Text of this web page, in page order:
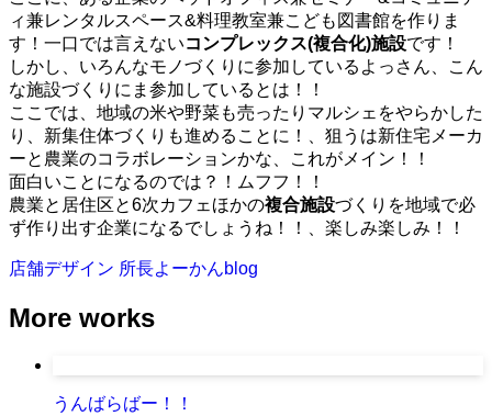
ィ兼レンタルスペース&料理教室兼こども図書館を作りま
す！一口では言えないコンプレックス(複合化)施設です！
しかし、いろんなモノづくりに参加しているよっさん、こん
な施設づくりにま参加しているとは！！
ここでは、地域の米や野菜も売ったりマルシェをやらかした
り、新集住体づくりも進めることに！、狙うは新住宅メーカ
ーと農業のコラボレーションかな、これがメイン！！
面白いことになるのでは？！ムフフ！！
農業と居住区と6次カフェほかの複合施設づくりを地域で必
ず作り出す企業になるでしょうね！！、楽しみ楽しみ！！
店舗デザイン 所長よーかんblog
More works
うんばらばー！！